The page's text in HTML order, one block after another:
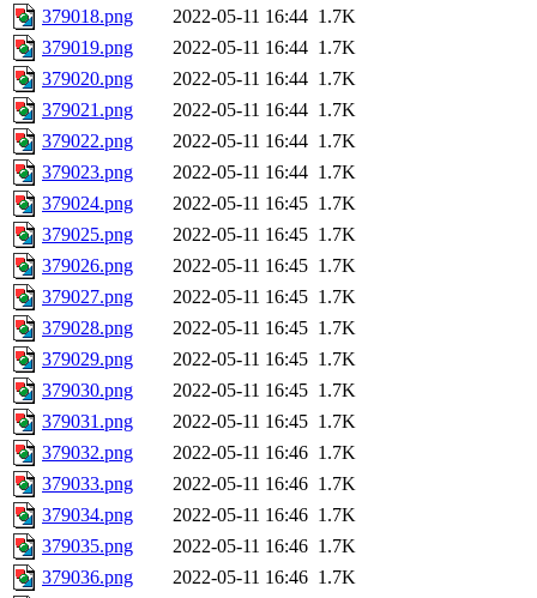
379018.png
2022-05-11 16:44 1.7K
379019.png
2022-05-11 16:44 1.7K
379020.png
2022-05-11 16:44 1.7K
379021.png
2022-05-11 16:44 1.7K
379022.png
2022-05-11 16:44 1.7K
379023.png
2022-05-11 16:44 1.7K
379024.png
2022-05-11 16:45 1.7K
379025.png
2022-05-11 16:45 1.7K
379026.png
2022-05-11 16:45 1.7K
379027.png
2022-05-11 16:45 1.7K
379028.png
2022-05-11 16:45 1.7K
379029.png
2022-05-11 16:45 1.7K
379030.png
2022-05-11 16:45 1.7K
379031.png
2022-05-11 16:45 1.7K
379032.png
2022-05-11 16:46 1.7K
379033.png
2022-05-11 16:46 1.7K
379034.png
2022-05-11 16:46 1.7K
379035.png
2022-05-11 16:46 1.7K
379036.png
2022-05-11 16:46 1.7K